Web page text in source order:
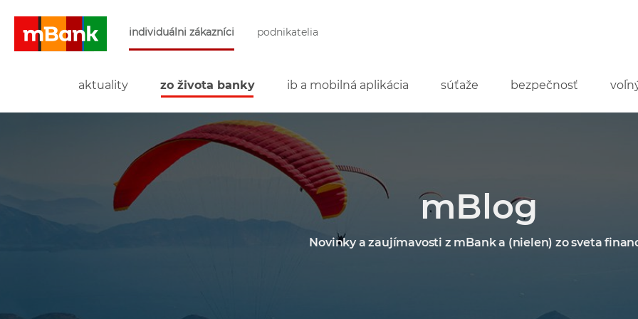
individuálni zákazníci podnikatelia
aktuality zo života banky ib a mobilná aplikácia súťaže bezpečnosť
mBlog
Novinky a zaujímavosti z mBank a (nielen) zo sveta